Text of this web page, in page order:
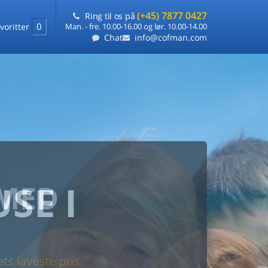
0
Ring til os på (+45) 7877 0427
Man. - fre. 10.00-16.00 og lør. 10.00-14.00
Chat info@cofman.com
I
laveste pris
ét sted